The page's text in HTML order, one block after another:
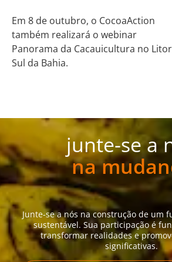
Em 8 de outubro, o CocoaAction
também realizará o webinar
Panorama da Cacauicultura no
Sul da Bahia.
junte-se a
na
Junte-se a nós na construção de um
sustentável. Sua participação é
transformar realidades e
significativas.